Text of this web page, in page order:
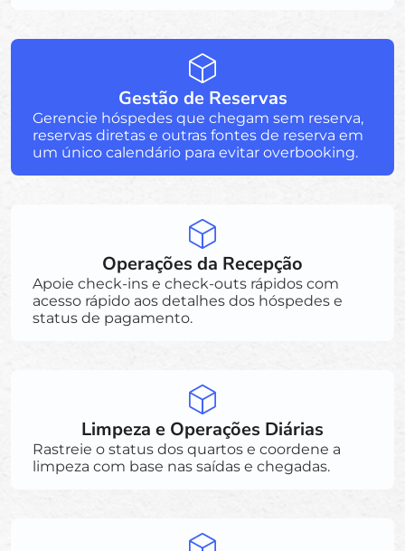
Gestão de Reservas
Gerencie hóspedes que chegam sem reserva,
reservas diretas e outras fontes de reserva em
um único calendário para evitar overbooking.
Operações da Recepção
Apoie check-ins e check-outs rápidos com
acesso rápido aos detalhes dos hóspedes e
status de pagamento.
Limpeza e Operações Diárias
Rastreie o status dos quartos e coordene a
limpeza com base nas saídas e chegadas.